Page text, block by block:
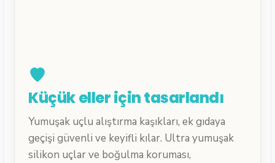
Küçük eller için tasarlandı
Yumuşak uçlu alıştırma kaşıkları, ek gıdaya
geçişi güvenli ve keyifli kılar. Ultra yumuşak
silikon uçlar ve boğulma koruması,